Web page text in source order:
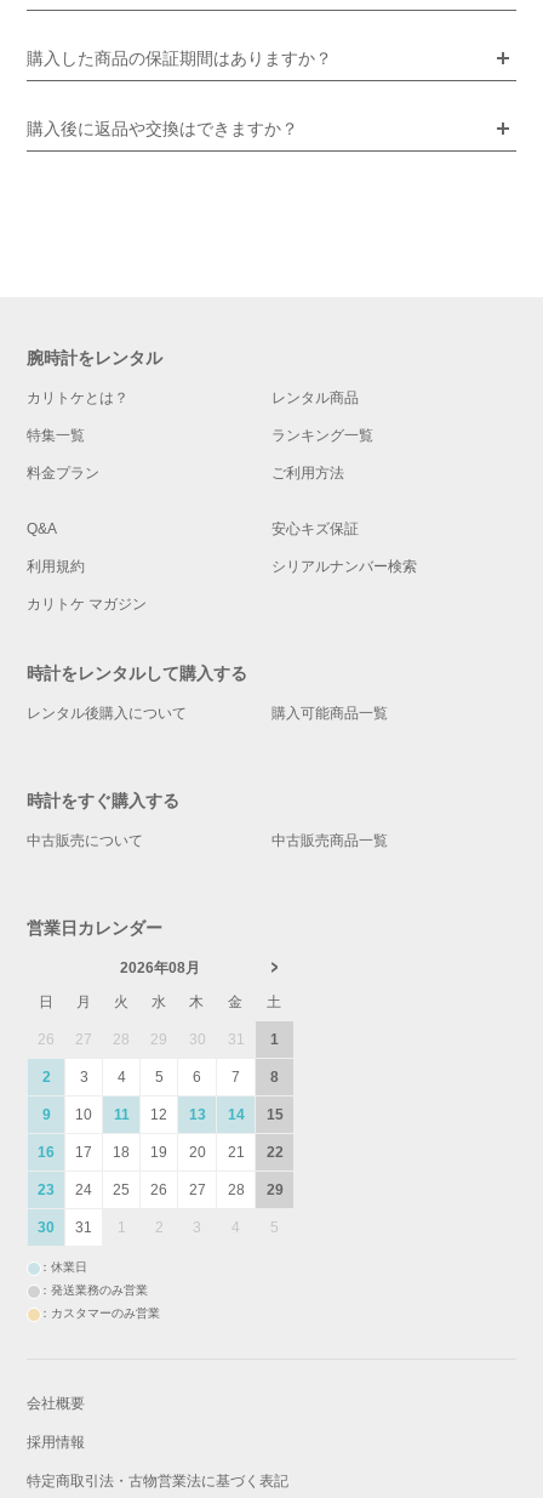
購入した商品の保証期間はありますか？
購入後に返品や交換はできますか？
腕時計をレンタル
カリトケとは？ レンタル商品
特集一覧 ランキング一覧
料金プラン ご利用方法
Q&A 安心キズ保証
利用規約 シリアルナンバー検索
カリトケ マガジン
時計をレンタルして購入する
レンタル後購入について 購入可能商品一覧
時計をすぐ購入する
中古販売について 中古販売商品一覧
営業日カレンダー
2026年08月
日
月 火 水 木 金 土
26 27 28 29 30 31 1
2 3 4 5 6 7 8
9 10 11 12 13 14 15
16 17 18 19 20 21 22
23 24 25 26 27 28 29
30 31 1 2 3 4 5
：休業日
：発送業務のみ営業
：カスタマーのみ営業
会社概要
採用情報
特定商取引法・古物営業法に基づく表記